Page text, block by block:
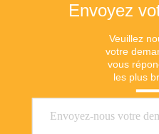
Envoyez
Veuillez
votre
vous
les plus